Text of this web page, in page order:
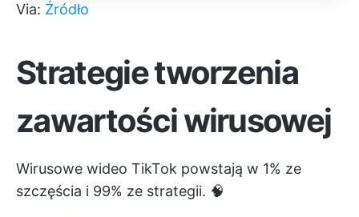
Via: Źródło
Strategie tworzenia
zawartości wirusowej
Wirusowe wideo TikTok powstają w 1% ze
szczęścia i 99% ze strategii. 🧠